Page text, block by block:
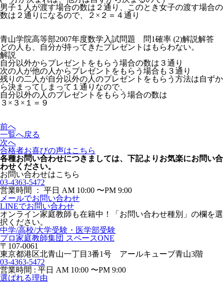
男子１人が渡す場合の数は２通り、このとき女子の渡す場合の
数は２通りになるので、２×２＝４通り
青山学院高等部2007年度数学入試問題 問1確率 (2)解説解答
どの人も、自分が持ってきたプレゼントはもらわない。
解説
自分以外からプレゼントをもらう場合の数は３通り
次の人が他の人からプレゼントをもらう場合も３通り
残りの二人が自分以外の人のプレゼントをもらう方法は自ずか
ら決まってしまって１通りなので、
自分以外の人のプレゼントをもらう場合の数は
３×３×１＝９
前へ
一覧へ戻る
次へ
合格者お喜びの声はこちら
各種お問い合わせにつきましては、下記よりお気楽にお問い合
わせください。
お問い合わせはこちら
03-4363-5472
営業時間 ： 平日 AM 10:00 〜PM 9:00
メールでお問い合わせ
LINEでお問い合わせ
オンライン家庭教師 も在籍中！「お問い合わせ種別」の欄を選
択ください。
中学/高校/大学受験・医学部受験
プロ家庭教師集団 スペースONE
〒107-0061
東京都港区北青山一丁目3番1号 アールキューブ青山3階
03-4363-5472
営業時間 : 平日 AM 10:00 〜PM 9:00
選ばれる理由